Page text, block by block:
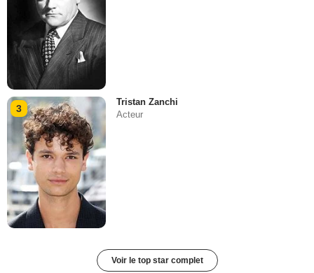
3
Tristan Zanchi
Acteur
Voir le top star complet